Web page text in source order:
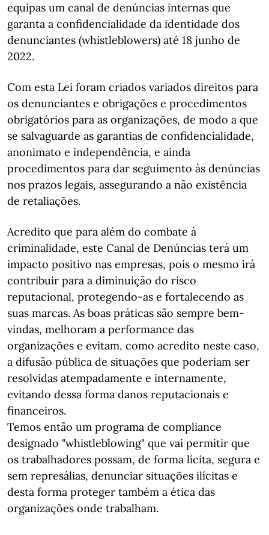
equipas um canal de denúncias internas que
garanta a confidencialidade da identidade dos
denunciantes (whistleblowers) até 18 junho de
2022.
Com esta Lei foram criados variados direitos para
os denunciantes e obrigações e procedimentos
obrigatórios para as organizações, de modo a que
se salvaguarde as garantias de confidencialidade,
anonimato e independência, e ainda
procedimentos para dar seguimento às denúncias
nos prazos legais, assegurando a não existência
de retaliações.
Acredito que para além do combate à
criminalidade, este Canal de Denúncias terá um
impacto positivo nas empresas, pois o mesmo irá
contribuir para a diminuição do risco
reputacional, protegendo-as e fortalecendo as
suas marcas. As boas práticas são sempre bem-
vindas, melhoram a performance das
organizações e evitam, como acredito neste caso,
a difusão pública de situações que poderiam ser
resolvidas atempadamente e internamente,
evitando dessa forma danos reputacionais e
financeiros.
Temos então um programa de compliance
designado "whistleblowing" que vai permitir que
os trabalhadores possam, de forma lícita, segura e
sem represálias, denunciar situações ilícitas e
desta forma proteger também a ética das
organizações onde trabalham.